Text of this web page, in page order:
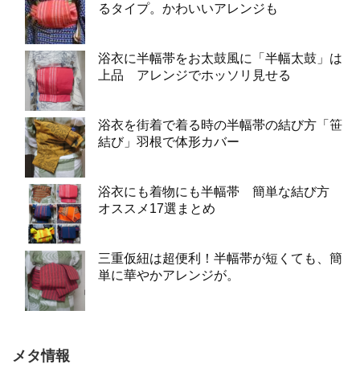
るタイプ。かわいいアレンジも
浴衣に半幅帯をお太鼓風に「半幅太鼓」は
上品 アレンジでホッソリ見せる
浴衣を街着で着る時の半幅帯の結び方「笹
結び」羽根で体形カバー
浴衣にも着物にも半幅帯 簡単な結び方
オススメ17選まとめ
三重仮紐は超便利！半幅帯が短くても、簡
単に華やかアレンジが。
メタ情報